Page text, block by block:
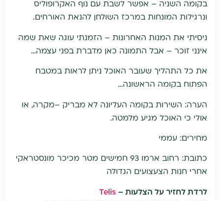
בקומה השניה – אפשר לשבת עם נוף האקרופוליס
ונרגילות המונחות במרכז השולחן להנאת האורחים.
ניסיתי את המנות האחרונות – הזמנתי עוגה שאת שמה
אינני זוכר – אבל התמונה כאן מדברת בפני עצמה…
את כל התהליך שעובר האוכל ניתן לראות במטבח
הפתוח בקומה הראשונה…
הערה: השירות בקומה העליונה לא מבריק –מקרה, או
אולי כי האוכל מגיע מלמטה.
מחירים: עממי
כתובת: רחוב ארמו 93 חמישים מטר מכיכר מונסטראקי
אחרי חנות הצעצועים הגדולה
לרדת לחזיר על הצלעות – Telis